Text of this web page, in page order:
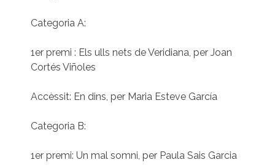
Categoria A:
1er premi : Els ulls nets de Veridiana, per Joan
Cortés Viñoles
Accèssit: En dins, per Maria Esteve García
Categoria B:
1er premi: Un mal somni, per Paula Sais Garcia